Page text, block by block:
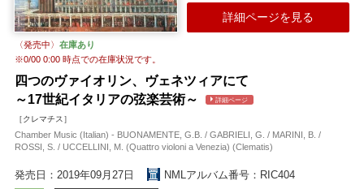
詳細ページを見る
〈発売中〉 在庫あり
※0/00 0:00時点での在庫状況です。
四つのヴァイオリン、ヴェネツィアにて
～17世紀イタリアの弦楽芸術～
詳細ページ
［クレマチス］
Chamber Music (Italian) - BUONAMENTE, G.B. / GABRIELI, G. / MARINI, B. /
ROSSI, S. / UCCELLINI, M. (Quattro violoni a Venezia) (Clematis)
発売日：2019年09月27日
NMLアルバム番号：RIC404